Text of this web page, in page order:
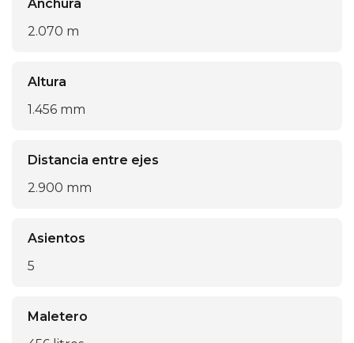
Anchura
2.070 m
Altura
1.456 mm
Distancia entre ejes
2.900 mm
Asientos
5
Maletero